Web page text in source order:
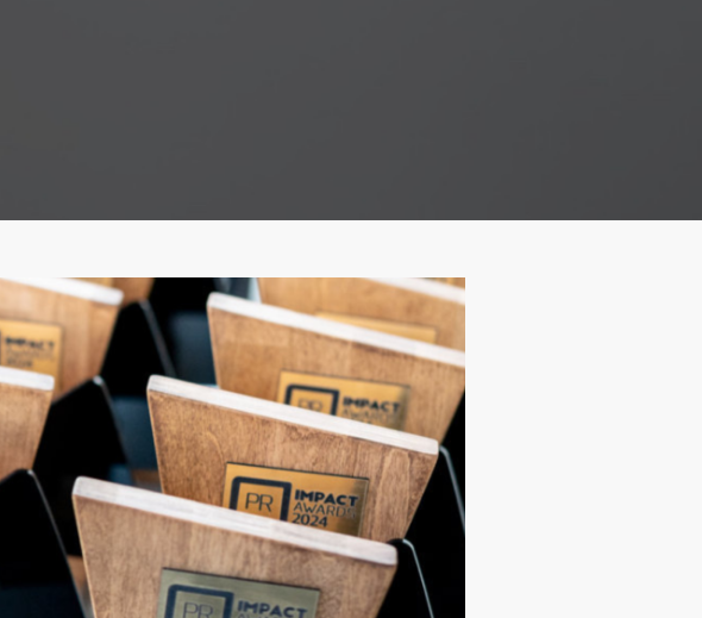
Mes
Narystė
Aktualijos
PR Impact Awards
Renginiai
PRISIJUNGTI →